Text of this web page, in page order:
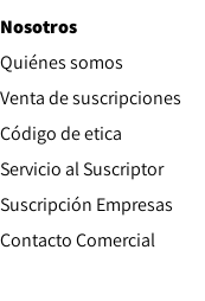
Nosotros
Quiénes somos
Venta de suscripciones
Código de etica Opens
Servicio al Suscriptor
Suscripción Empresas
Contacto Comercial